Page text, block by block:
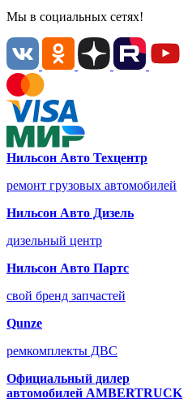
Мы в социальных сетях!
Нильсон Авто Техцентр
ремонт грузовых автомобилей
Нильсон Авто Дизель
дизельный центр
Нильсон Авто Партс
свой бренд запчастей
Qunze
ремкомплекты ДВС
Официальный дилер
автомобилей AMBERTRUCK